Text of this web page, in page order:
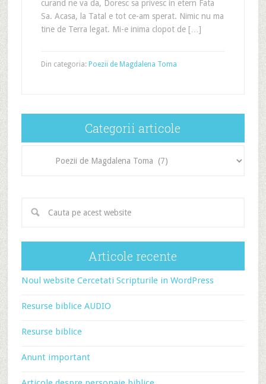
curand ne va da, Doresc sa privesc in etern Fata
Sa. Acasa, la Tatal e tot ce-am sperat. Nimic nu ma
tine de Terra legat. Mi-e inima clopot de […]
Din categoria: Poezii de Magdalena Toma
Categorii articole
Articole recente
Noul website Cercetati Scripturile in WordPress
Resurse biblice AUDIO
Resurse biblice
Anunt important